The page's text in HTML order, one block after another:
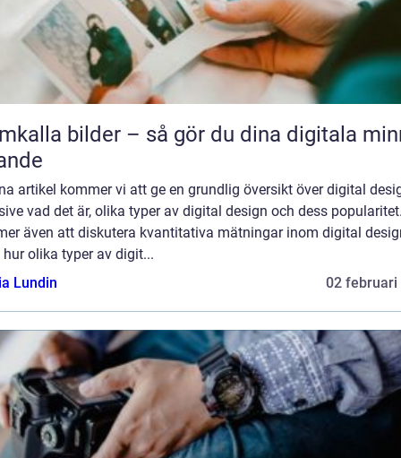
bilder – så gör du dina digitala
artikel kommer vi att ge en grundlig översikt över digital
vad det är, olika typer av digital design och dess
även att diskutera kvantitativa mätningar inom digital
olika typer av digit...
Lundin
02 februari